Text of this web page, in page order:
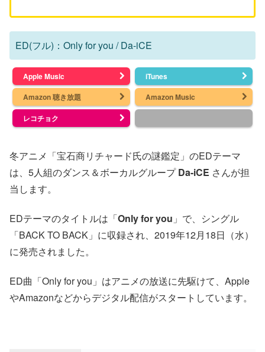
ED(フル)：Only for you / Da-iCE
Apple Music
iTunes
Amazon 聴き放題
Amazon Music
レコチョク
冬アニメ「宝石商リチャード氏の謎鑑定」のEDテーマ
は、5人組のダンス＆ボーカルグループDa-iCE さんが担
当します。
EDテーマのタイトルは「Only for you 」で、シングル
「BACK TO BACK」に収録され、2019年12月18日（水）
に発売されました。
ED曲「Only for you」はアニメの放送に先駆けて、Apple
やAmazonなどからデジタル配信がスタートしています。